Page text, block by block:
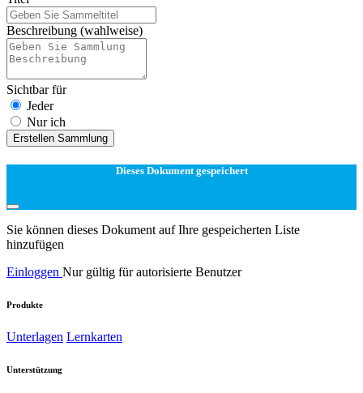
Beschreibung (wahlweise)
Sichtbar für
Jeder
Nur ich
Erstellen Sammlung
Dieses Dokument gespeichert
Sie können dieses Dokument auf Ihre gespeicherten Liste
hinzufügen
Einloggen Nur gültig für autorisierte Benutzer
Produkte
Unterlagen Lernkarten
Unterstützung